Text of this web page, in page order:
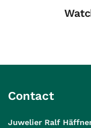
Contact
Juwelier Ralf